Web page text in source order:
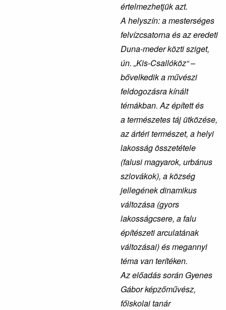
értelmezhetjük azt.
A helyszín: a mesterséges
felvízcsatorna és az eredeti
Duna-meder közti sziget,
ún. „Kis-Csallóköz“ –
bővelkedik a művészi
feldogozásra kínált
témákban. Az épített és
a természetes táj ütközése,
az ártéri természet, a helyi
lakosság összetétele
(falusi magyarok, urbánus
szlovákok), a község
jellegének dinamikus
változása (gyors
lakosságcsere, a falu
építészeti arculatának
változásai) és megannyi
téma van terítéken.
Az előadás során Gyenes
Gábor képzőművész,
főiskolai tanár